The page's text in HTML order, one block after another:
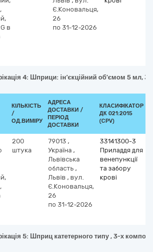
в
Є.Коновальця,
26
по 31-12-2026
4: Шприци: ін’єкційний об’ємом 5 мл,
КІЛЬКІСТЬ
/
ОД.ВИМІРУ
АДРЕСА
ДОСТАВКИ /
ПЕРІОД
ДОСТАВКИ
КЛАСИФІКАТОР
ДК 021:2015
(CPV)
200
штука
79013 ,
Україна ,
Львівська
область ,
Львів , вул.
Є.Коновальця,
26
по 31-12-2026
33141300-3
Приладдя для
венепункції
та забору
крові
5: Шприц катетерного типу , 3-х